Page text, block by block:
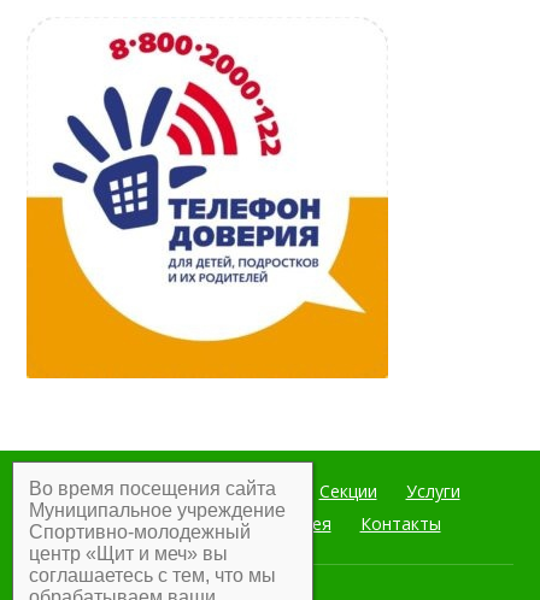
Главная Мероприятия Секции
Услуги
Документы
Фотогалерея Контакты
Во время посещения сайта
Муниципальное учреждение
Спортивно-молодежный
центр «Щит и меч» вы
соглашаетесь с тем, что мы